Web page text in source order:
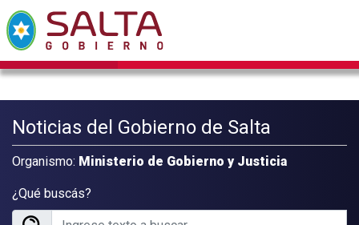
Noticias del Gobierno de Salta
Organismo: Ministerio de Gobierno y Justicia
¿Qué buscás?